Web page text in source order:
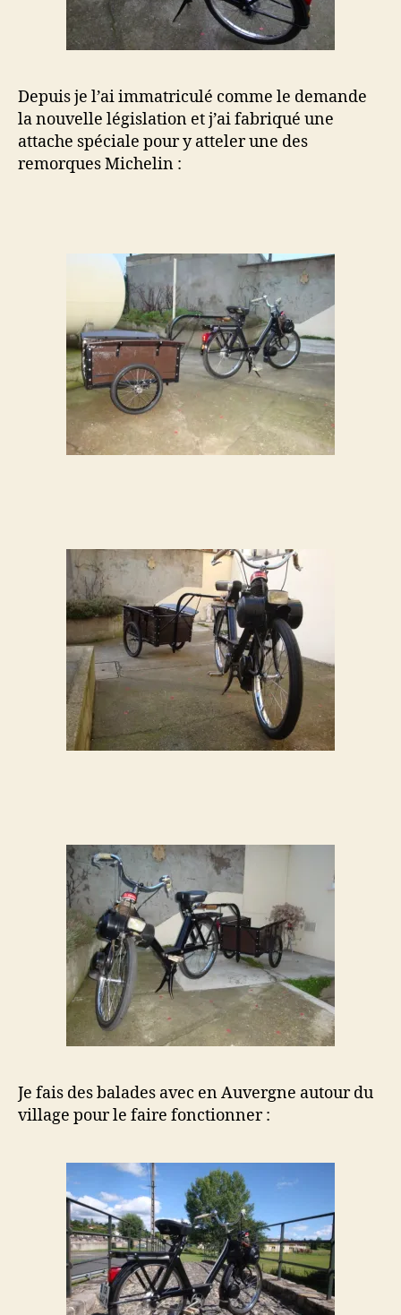
Depuis je l’ai immatriculé comme le demande
la nouvelle législation et j’ai fabriqué une
attache spéciale pour y atteler une des
remorques Michelin :
Je fais des balades avec en Auvergne autour du
village pour le faire fonctionner :